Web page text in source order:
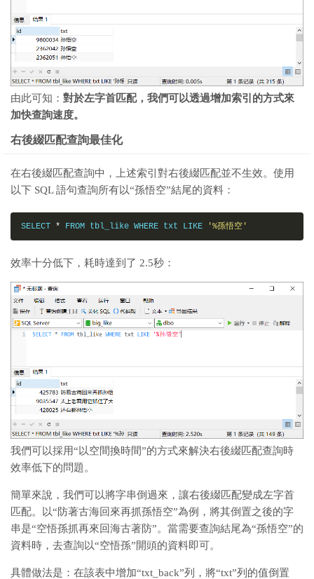
由此可知： 對於左字首匹配，我們可以透過增加索引的方式來
加快查詢速度。
右後綴匹配查詢最佳化
在右後綴匹配查詢中，上述索引對右後綴匹配並不生效。使用
以下 SQL 語句查詢所有以“孫悟空”結尾的資料：
SELECT * FROM tbl_like WHERE txt LIKE '%孫悟空'
效率十分低下，耗時達到了 2.5秒：
我們可以採用“以空間換時間”的方式來解決右後綴匹配查詢時
效率低下的問題。
簡單來說，我們可以將字串倒過來，讓右後綴匹配變成左字首
匹配。以“防著古海回來再抓孫悟空”為例，將其倒置之後的字
串是“空悟孫抓再來回海古著防”。當需要查詢結尾為“孫悟空”的
資料時，去查詢以“空悟孫”開頭的資料即可。
具體做法是：在該表中增加“txt_back”列，將“txt”列的值倒置